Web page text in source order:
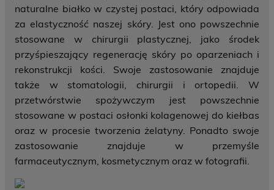
naturalne białko w czystej postaci, który odpowiada
za elastyczność naszej skóry. Jest ono powszechnie
stosowane w chirurgii plastycznej, jako środek
przyśpieszający regenerację skóry po oparzeniach i
rekonstrukcji kości. Swoje zastosowanie znajduje
także w stomatologii, chirurgii i ortopedii. W
przetwórstwie spożywczym jest powszechnie
stosowane w postaci osłonki kolagenowej do kiełbas
oraz w procesie tworzenia żelatyny. Ponadto swoje
zastosowanie znajduje w przemyśle
farmaceutycznym, kosmetycznym oraz w fotografii.